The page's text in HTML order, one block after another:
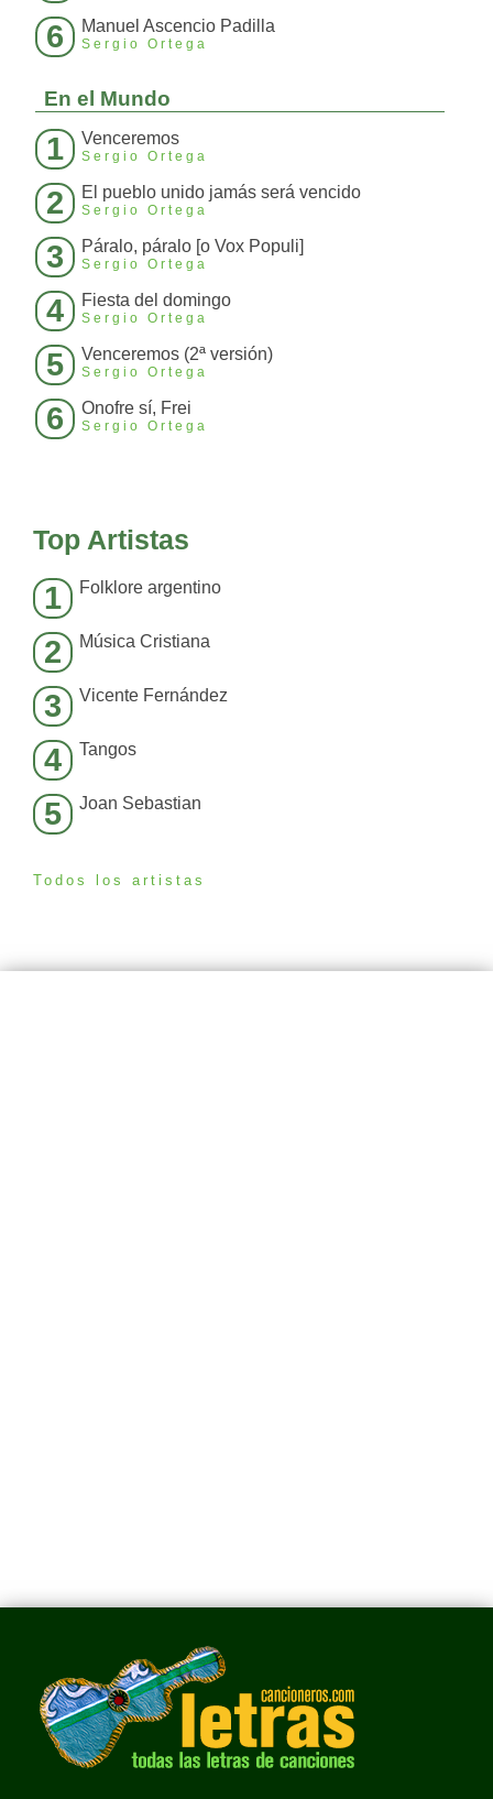
6 Manuel Ascencio Padilla
Sergio Ortega
En el Mundo
1 Venceremos
Sergio Ortega
2 El pueblo unido jamás será vencido
Sergio Ortega
3 Páralo, páralo [o Vox Populi]
Sergio Ortega
4 Fiesta del domingo
Sergio Ortega
5 Venceremos (2ª versión)
Sergio Ortega
6 Onofre sí, Frei
Sergio Ortega
Top Artistas
1 Folklore argentino
2 Música Cristiana
3 Vicente Fernández
4 Tangos
5 Joan Sebastian
Todos los artistas